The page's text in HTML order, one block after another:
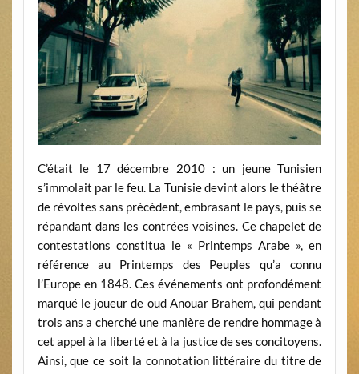
C’était le 17 décembre 2010 : un jeune Tunisien
s’immolait par le feu. La Tunisie devint alors le théâtre
de révoltes sans précédent, embrasant le pays, puis se
répandant dans les contrées voisines. Ce chapelet de
contestations constitua le « Printemps Arabe », en
référence au Printemps des Peuples qu’a connu
l’Europe en 1848. Ces événements ont profondément
marqué le joueur de oud Anouar Brahem, qui pendant
trois ans a cherché une manière de rendre hommage à
cet appel à la liberté et à la justice de ses concitoyens.
Ainsi, que ce soit la connotation littéraire du titre de